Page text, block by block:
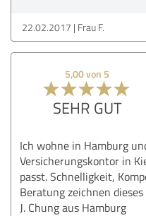
22.02.2017 Frau F.
5,00 von 5
SEHR GUT
Ich wohne in Hamburg
Versicherungskontor in
passt. Schnelligkeit,
Beratung zeichnen dieses
J. Chung aus Hamburg